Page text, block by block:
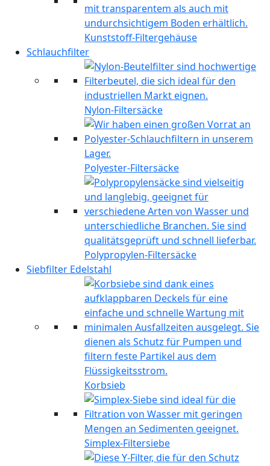
Kunststoff-Filtergehäuse
Schlauchfilter
Nylon-Filtersäcke
Polyester-Filtersäcke
Polypropylen-Filtersäcke
Siebfilter Edelstahl
Korbsieb
Simplex-Filtersiebe